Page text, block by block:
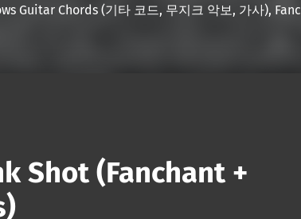
Guitar Chords (기타 코드, 무지크 악보, 가사),
Shot (Fanchant +